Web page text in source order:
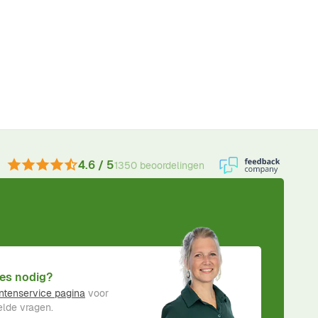
4.6 / 51350 beoordelingen
nodig?
pagina voor
vragen.